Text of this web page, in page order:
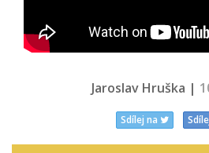
Jaroslav Hruška |
Sdílej na